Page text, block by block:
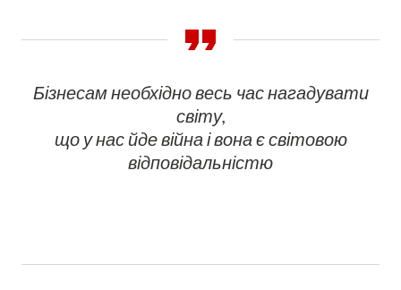
Бізнесам необхідно весь час нагадувати
світу,
що у нас йде війна і вона є світовою
відповідальністю